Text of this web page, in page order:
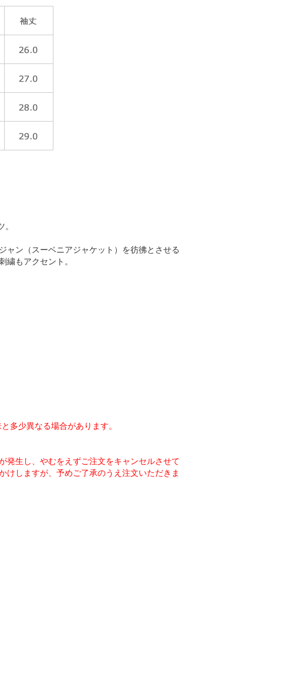
ャン（スーベニアジャケット）を彷彿とさせる
繍もアクセント。
多少異なる場合があります。
発生し、やむをえずご注文をキャンセルさせて
けしますが、予めご了承のうえ注文いただきま